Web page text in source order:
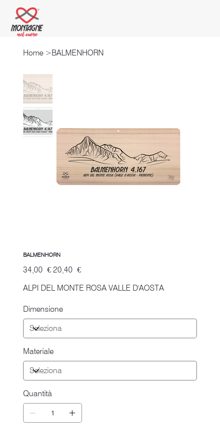
Home >BALMENHORN
BALMENHORN
Prezzo
originale
34,00 € Prezzo
scontato
20,40 €
ALPI DEL MONTE ROSA VALLE D'AOSTA
Dimensione
Materiale
Quantità